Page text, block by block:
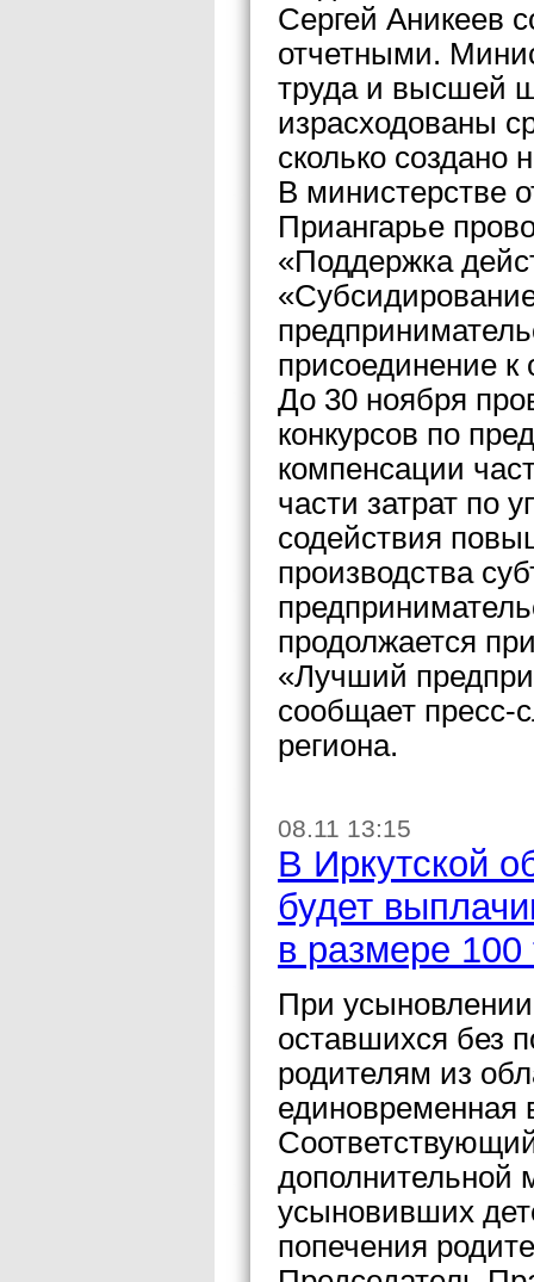
Сергей Аникеев
отчетными.
труда и высшей
израсходованы
сколько создано
В министерстве
Приангарье
«Поддержка
присоединение к
До 30 ноября
конкурсов по
компенсации
части затрат по
содействия
производства
продолжается
«Лучший
сообщает пресс-
региона.
08.11 13:15
В Иркутской
будет
в размере
При
оставшихся без
родителям из
единовременная
дополнительной
усыновивших
попечения